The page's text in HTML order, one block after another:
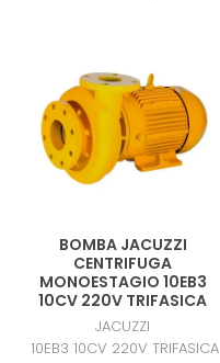
BOMBA JACUZZI
CENTRIFUGA
MONOESTAGIO 10EB3
10CV 220V TRIFASICA
JACUZZI
10EB3 10CV 220V TRIFASICA